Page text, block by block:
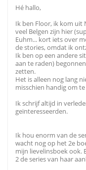
Hé hallo,
Ik ben Floor, ik kom uit
veel Belgen zijn hier
Euhm... kort iets over
de stories, omdat ik
Ik ben op een andere
aan te raden)
zetten.
Het is alleen nog lang
misschien handig om
Ik schrijf altijd in
geïnteresseerden.
Ik hou enorm van de
wacht nog op het 2e
mijn lievelinsboek ook.
2 de series van haar